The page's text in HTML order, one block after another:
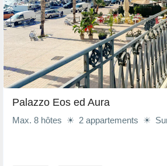
Palazzo Eos ed Aura
Max. 8 hôtes ☀ 2 appartements ☀